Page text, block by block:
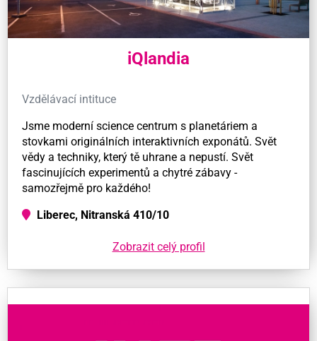
iQlandia
Vzdělávací intituce
Jsme moderní science centrum s planetáriem a
stovkami originálních interaktivních exponátů. Svět
vědy a techniky, který tě uhrane a nepustí. Svět
fascinujících experimentů a chytré zábavy -
samozřejmě pro každého!
Liberec, Nitranská 410/10
Zobrazit celý profil